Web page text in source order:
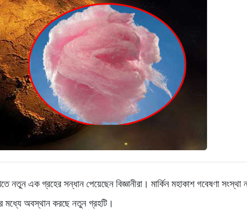
নতুন এক গ্রহের সন্ধান পেয়েছেন বিজ্ঞানীরা। মার্কিন মহাকাশ গবেষণা সংস্থা
মধ্যে অবস্থান করছে নতুন গ্রহটি।